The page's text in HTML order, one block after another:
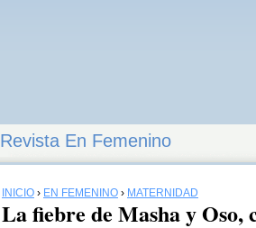
Revista En Femenino
INICIO › EN FEMENINO › MATERNIDAD
La fiebre de Masha y Oso,